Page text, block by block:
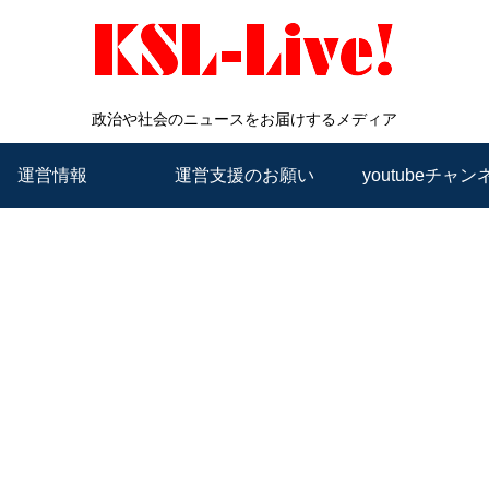
政治や社会のニュースをお届けするメディア
運営情報 運営支援のお願い youtubeチャン